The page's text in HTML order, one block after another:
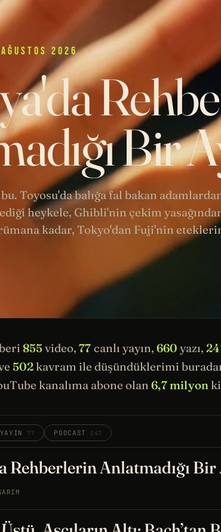
2026
Bir
Toyosu'da balığa fal bakan
heykele, Ghibli'nin çekim
kadar, Tokyo'dan Fuji'nin
855 video,77 canlı yayın, 660 yazı,
502 kavram ile düşündüklerimi
kanalıma abone olan6,7 milyon
77 PODCAST 247
Rehberlerin Anlatmadığı Bir